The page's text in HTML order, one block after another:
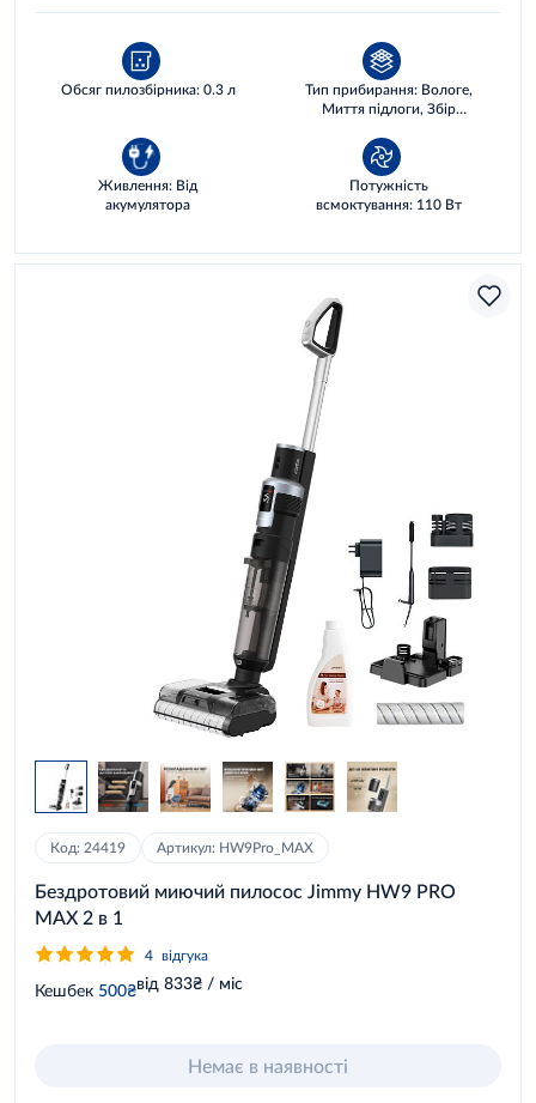
Обсяг пилозбірника: 0.3 л
Тип прибирання: Вологе,
Миття підлоги, Збір
Живлення: Від
акумулятора
Потужність
всмоктування: 110 Вт
Код: 24419 Артикул: HW9Pro_MAX
Бездротовий миючий пилосос Jimmy HW9 PRO
MAX 2 в 1
4 відгука
Кешбек 500₴від 833₴ / міс
Немає в наявності